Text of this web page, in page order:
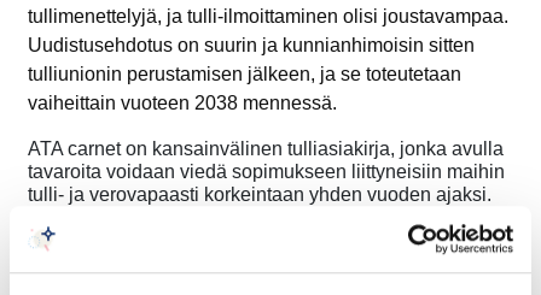
tullimenettelyjä, ja tulli-ilmoittaminen olisi joustavampaa.
Uudistusehdotus on suurin ja kunnianhimoisin sitten
tulliunionin perustamisen jälkeen, ja se toteutetaan
vaiheittain vuoteen 2038 mennessä.
ATA carnet on kansainvälinen tulliasiakirja, jonka avulla
tavaroita voidaan viedä sopimukseen liittyneisiin maihin
tulli- ja verovapaasti korkeintaan yhden vuoden ajaksi.
tavaranäytteitä, ammatinhar­joittamis­välineitä ja